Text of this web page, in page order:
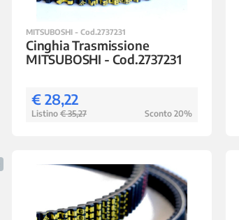
MITSUBOSHI - Cod.2737231
Cinghia Trasmissione
MITSUBOSHI - Cod.2737231
€ 28,22
Listino € 35,27 Sconto 20%